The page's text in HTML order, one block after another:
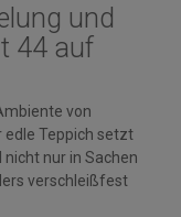
und
44 auf
von
edle Teppich setzt
nur in Sachen
verschleißfest